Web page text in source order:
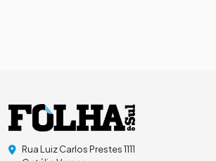
Rua Luiz Carlos Prestes 1111